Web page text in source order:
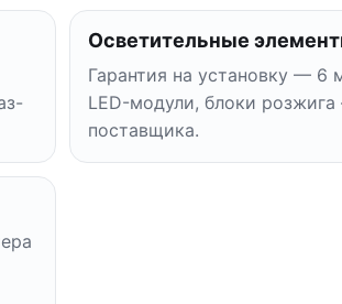
Осветительные
Гарантия на установку —
LED-модули, блоки
поставщика.